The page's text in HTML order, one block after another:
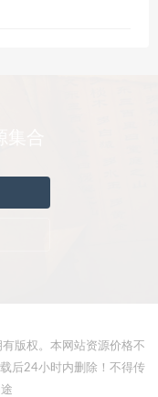
版权。本网站资源价格不
后24小时内删除！不得传